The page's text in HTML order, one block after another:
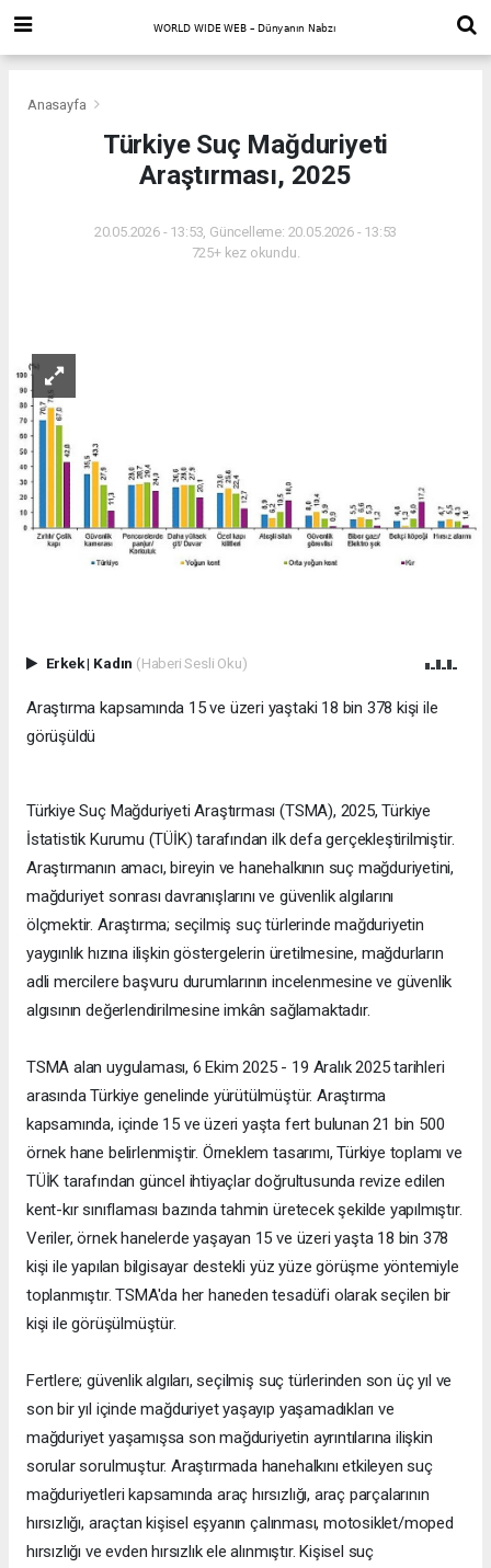
Anasayfa
Türkiye Suç Mağduriyeti
Araştırması, 2025
20.05.2026 - 13:53, Güncelleme: 20.05.2026 - 13:53
725+ kez okundu.
Erkek| Kadın (Haberi Sesli Oku)
Araştırma kapsamında 15 ve üzeri yaştaki 18 bin 378 kişi ile
görüşüldü
Türkiye Suç Mağduriyeti Araştırması (TSMA), 2025, Türkiye
İstatistik Kurumu (TÜİK) tarafından ilk defa gerçekleştirilmiştir.
Araştırmanın amacı, bireyin ve hanehalkının suç mağduriyetini,
mağduriyet sonrası davranışlarını ve güvenlik algılarını
ölçmektir. Araştırma; seçilmiş suç türlerinde mağduriyetin
yaygınlık hızına ilişkin göstergelerin üretilmesine, mağdurların
adli mercilere başvuru durumlarının incelenmesine ve güvenlik
algısının değerlendirilmesine imkân sağlamaktadır.
TSMA alan uygulaması, 6 Ekim 2025 - 19 Aralık 2025 tarihleri
arasında Türkiye genelinde yürütülmüştür. Araştırma
kapsamında, içinde 15 ve üzeri yaşta fert bulunan 21 bin 500
örnek hane belirlenmiştir. Örneklem tasarımı, Türkiye toplamı ve
TÜİK tarafından güncel ihtiyaçlar doğrultusunda revize edilen
kent-kır sınıflaması bazında tahmin üretecek şekilde yapılmıştır.
Veriler, örnek hanelerde yaşayan 15 ve üzeri yaşta 18 bin 378
kişi ile yapılan bilgisayar destekli yüz yüze görüşme yöntemiyle
toplanmıştır. TSMA'da her haneden tesadüfi olarak seçilen bir
kişi ile görüşülmüştür.
Fertlere; güvenlik algıları, seçilmiş suç türlerinden son üç yıl ve
son bir yıl içinde mağduriyet yaşayıp yaşamadıkları ve
mağduriyet yaşamışsa son mağduriyetin ayrıntılarına ilişkin
sorular sorulmuştur. Araştırmada hanehalkını etkileyen suç
mağduriyetleri kapsamında araç hırsızlığı, araç parçalarının
hırsızlığı, araçtan kişisel eşyanın çalınması, motosiklet/moped
hırsızlığı ve evden hırsızlık ele alınmıştır. Kişisel suç